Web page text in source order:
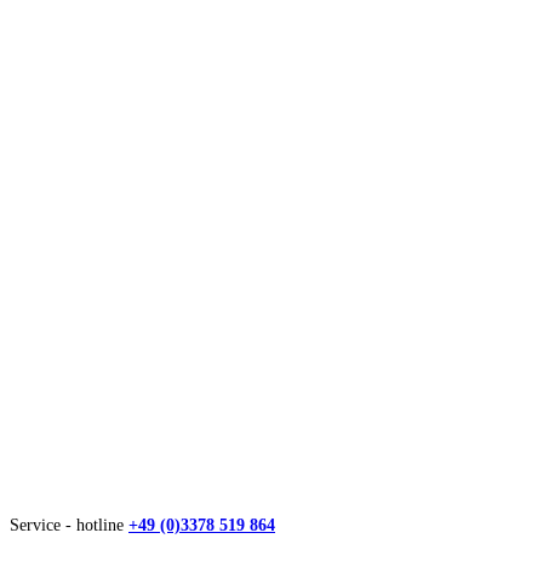
Service - hotline +49 (0)3378 519 864